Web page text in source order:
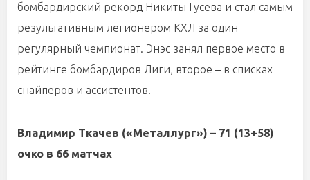
бомбардирский рекорд Никиты Гусева и стал самым
результативным легионером КХЛ за один
регулярный чемпионат. Энэс занял первое место в
рейтинге бомбардиров Лиги, второе – в списках
снайперов и ассистентов.
Владимир Ткачев («Металлург») – 71 (13+58)
очко в 66 матчах